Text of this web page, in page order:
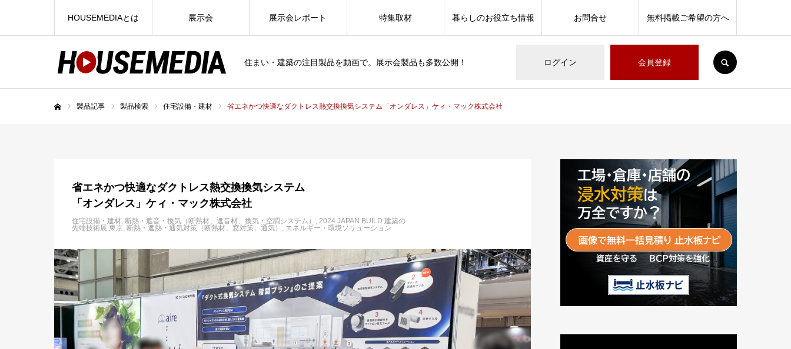
住まい・建築の注目製品を動画で。展示会製品も多数公開！ ログイン 会員登録
HOUSEMEDIAとは 展示会 展示会レポート 特集取材 暮らしのお役立ち情報 お問合せ 無料掲載ご希望の方へ
製品記事 製品検索 住宅設備・建材 省エネかつ快適なダクトレス熱交換換気システム「オンダレス」ケィ・マック株式会社
省エネかつ快適なダクトレス熱交換換気システム
「オンダレス」ケィ・マック株式会社
住宅設備・建材 断熱・遮音・換気（断熱材、遮音材、換気・空調システム）
2024 JAPAN BUILD 建築の
先端技術展 東京 断熱・遮熱・通気対策（断熱材、窓対策、通気） エネルギー・環境ソリューション